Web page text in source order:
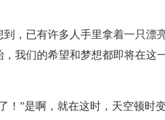
，已有许多人手里拿着一只漂
我们的希望和梦想都即将在这
！”是啊，就在这时，天空顿时